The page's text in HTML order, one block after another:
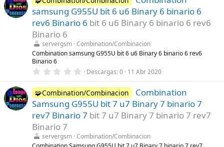
samsung G955U bit 6 u6 Binary 6 binario 6
rev6 Binario 6 bit 6 u6 Binary 6 binario 6 rev6
Binario 6
servergsm Combination/Combinacion
Combination samsung G955U bit 6 u6 Binary 6 binario 6 rev6
Binario 6
0
0
0
e
s
t
r
l
l
Descargas 0 11 Abr 2020
🧩Combination/Combinacion
Combination
Samsung G955U bit 7 u7 Binary 7 binario 7
rev7 Binario 7 bit 7 u7 Binary 7 binario 7 rev7
Binario 7
servergsm Combination/Combinacion